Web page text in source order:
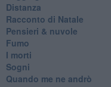
Distanza
Racconto di Natale
Pensieri & nuvole
Fumo
I morti
Sogni
Quando me ne andrò